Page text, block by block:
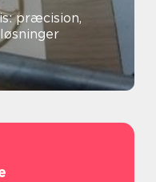
præcision,